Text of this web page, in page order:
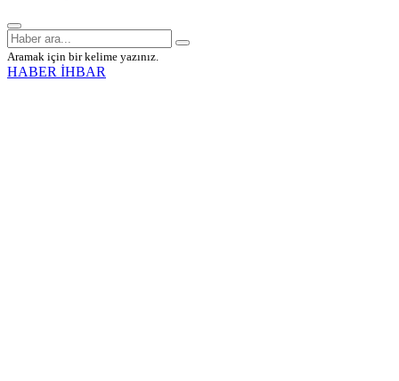
Aramak için bir kelime yazınız.
HABER İHBAR